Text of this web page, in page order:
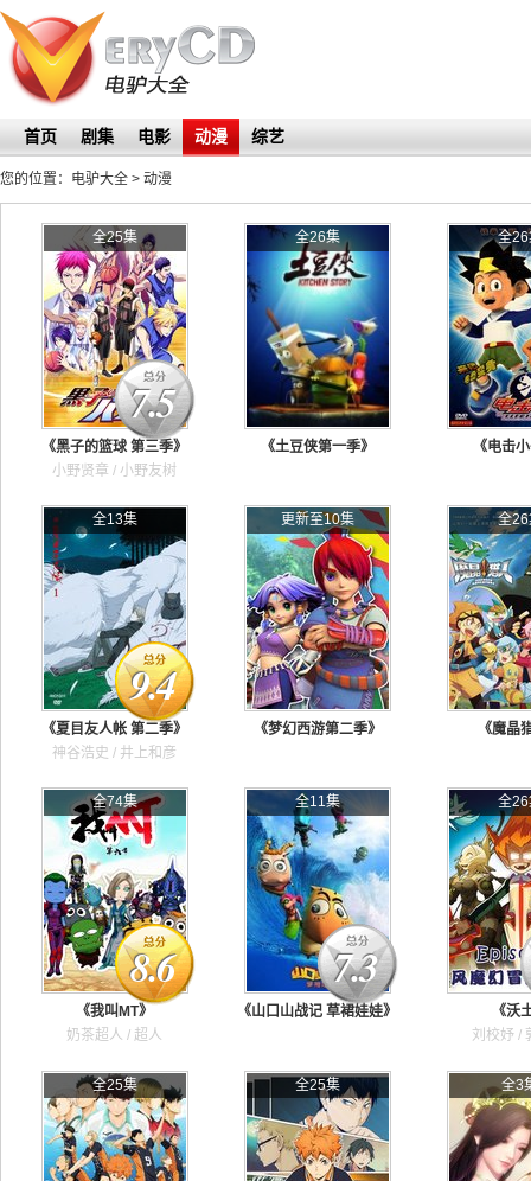
首页 剧集 电影 动漫 综艺
您的位置： 电驴大全 > 动漫
全25集
7.5
《黑子的篮球 第三季》
小野贤章 / 小野友树
全26集
《土豆侠第一季》
全26
《电击
全13集
9.4
《夏目友人帐 第二季》
神谷浩史 / 井上和彦
更新至10集
《梦幻西游第二季》
全26
《魔晶
全74集
8.6
《我叫MT》
奶茶超人 / 超人
全11集
7.3
《山口山战记 草裙娃娃》
全26
《沃
刘校妤 /
全25集 全25集 全3